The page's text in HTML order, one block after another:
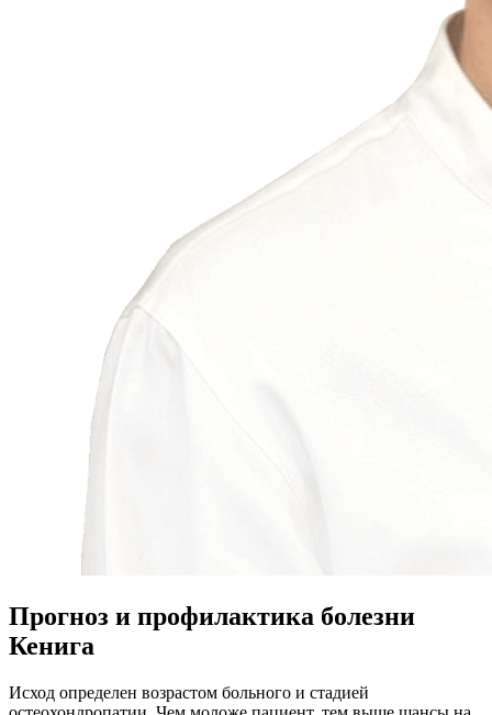
Прогноз и профилактика болезни
Кенига
Исход определен возрастом больного и стадией